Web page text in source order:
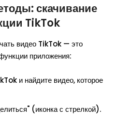
скачивание
TikTok
видео TikTok — это
приложения:
и найдите видео, которое
(иконка с стрелкой).